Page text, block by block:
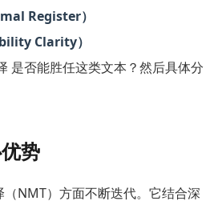
Register）
Clarity）
是否能胜任这类文本？然后具体分
势
NMT）方面不断迭代。它结合深